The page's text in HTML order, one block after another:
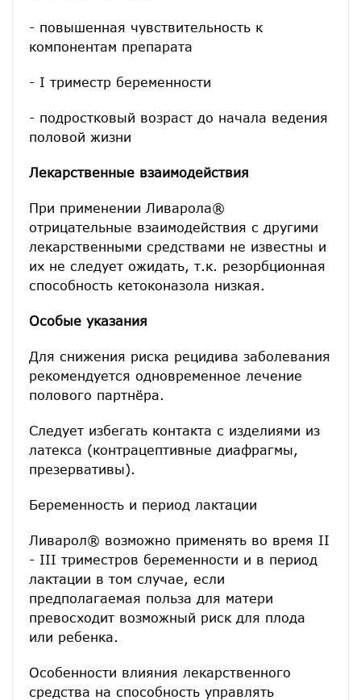
- повышенная чувствительность к
компонентам препарата
- I триместр беременности
- подростковый возраст до начала ведения
половой жизни
Лекарственные взаимодействия
При применении Ливарола®
отрицательные взаимодействия с другими
лекарственными средствами не известны и
их не следует ожидать, т.к. резорбционная
способность кетоконазола низкая.
Особые указания
Для снижения риска рецидива заболевания
рекомендуется одновременное лечение
полового партнёра.
Следует избегать контакта с изделиями из
латекса (контрацептивные диафрагмы,
презервативы).
Беременность и период лактации
Ливарол® возможно применять во время II
- III триместров беременности и в период
лактации в том случае, если
предполагаемая польза для матери
превосходит возможный риск для плода
или ребенка.
Особенности влияния лекарственного
средства на способность управлять